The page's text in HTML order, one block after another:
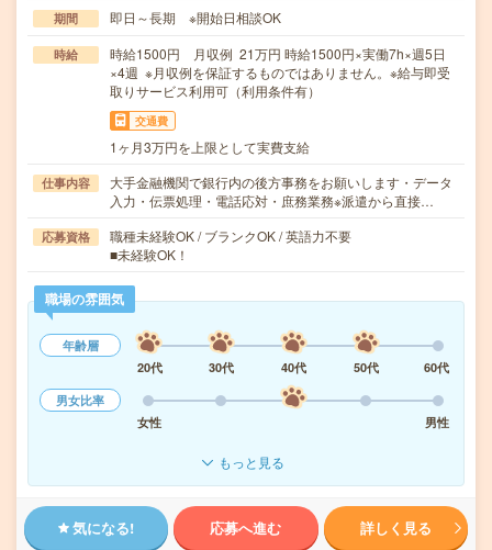
期間 即日～長期 ※開始日相談OK
時給
時給1500円 月収例 21万円 時給1500円×実働7h×週5日
×4週 ※月収例を保証するものではありません。※給与即受
取りサービス利用可（利用条件有）
交通費
1ヶ月3万円を上限として実費支給
仕事内容
大手金融機関で銀行内の後方事務をお願いします・データ
入力・伝票処理・電話応対・庶務業務※派遣から直接…
応募資格
職種未経験OK / ブランクOK / 英語力不要
■未経験OK！
職場の雰囲気
年齢層
20代
30代 40代 50代
60代
男女比率
女性
男性
もっと見る
気になる! 応募へ進む 詳しく見る